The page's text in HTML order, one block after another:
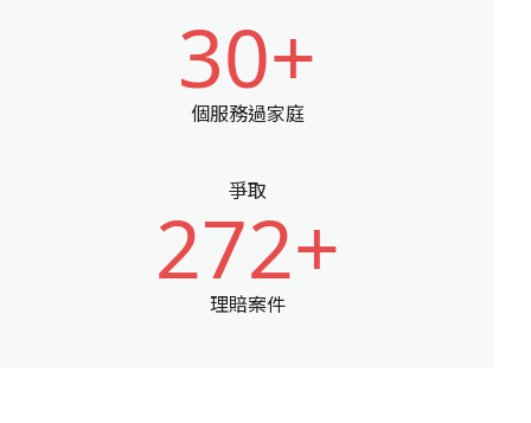
30+
個服務過家庭
爭取
272+
理賠案件